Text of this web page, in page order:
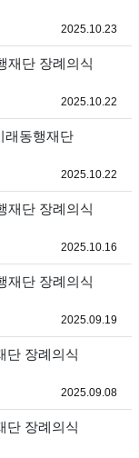
2025.10.23
재단 장례의식
2025.10.22
동행재단
2025.10.22
재단 장례의식
2025.10.16
재단 장례의식
2025.09.19
장례의식
2025.09.08등록
장례의식